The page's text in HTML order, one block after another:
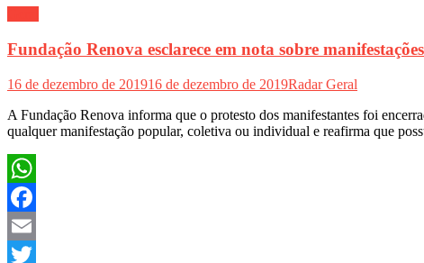
Fundação Renova esclarece em nota sobre
16 de dezembro de 201916 de dezembro de 2019Radar Geral
A Fundação Renova informa que o protesto dos manifestantes foi
qualquer manifestação popular, coletiva ou individual e reafirma que
WhatsApp
Facebook
Email